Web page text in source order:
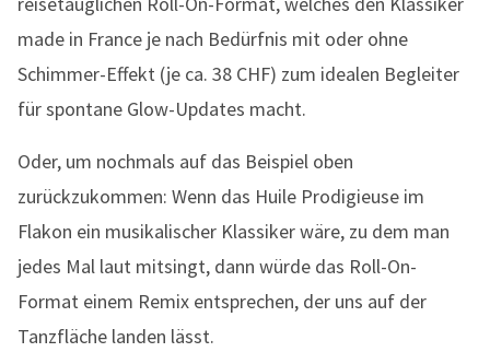
made in France je nach Bedürfnis mit oder ohne
Schimmer-Effekt (je ca. 38 CHF) zum idealen Begleiter
für spontane Glow-Updates macht.
Oder, um nochmals auf das Beispiel oben
zurückzukommen: Wenn das Huile Prodigieuse im
Flakon ein musikalischer Klassiker wäre, zu dem man
jedes Mal laut mitsingt, dann würde das Roll-On-
Format einem Remix entsprechen, der uns auf der
Tanzfläche landen lässt.